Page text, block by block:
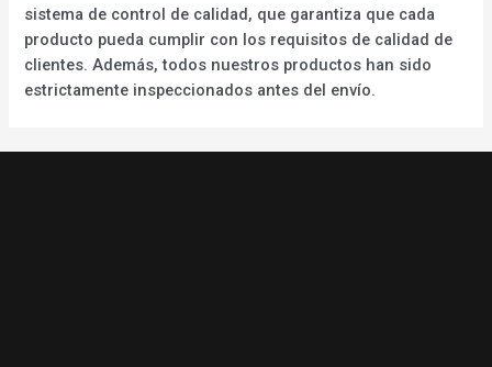
sistema de control de calidad, que garantiza que cada
producto pueda cumplir con los requisitos de calidad de
clientes. Además, todos nuestros productos han sido
estrictamente inspeccionados antes del envío.